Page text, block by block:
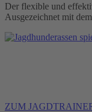
Der flexible und
Ausgezeichnet mit
ZUM